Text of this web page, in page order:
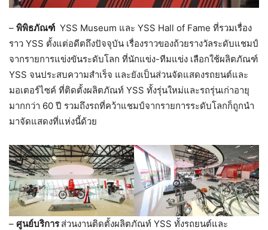
– พิพิธภัณฑ์ YSS Museum และ YSS Hall of Fame ที่รวมเรื่อง
ราว YSS ตั้งแต่อดีตถึงปัจจุบัน เรื่องราวของถ้วยรางวัลระดับแชมป์
จากรายการแข่งขันระดับโลก ที่นักแข่ง-ทีมแข่ง เลือกใช้ผลิตภัณฑ์
YSS จนประสบความสำเร็จ และยังเป็นส่วนจัดแสดงรถยนต์และ
มอเตอร์ไซค์ ที่ติดตั้งผลิตภัณท์ YSS ทั้งรุ่นใหม่และรถรุ่นเก่าอายุ
มากกว่า 60 ปี รวมถึงรถที่คว้าแชมป์จากรายการระดับโลกก็ถูกนำ
มาจัดแสดงที่แห่งนี้ด้วย
– ศูนย์บริการส่วนงานติดตั้งผลิตภัณท์ YSS ทั้งรถยนต์และ